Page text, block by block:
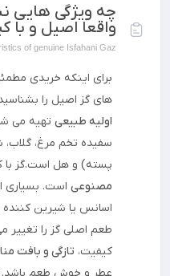
چه ویژگی هایی
واقعا اصیل و
of genuine Isfahani Gaz
برای اینکه خریدی
های گز اصیل را
اولیه طبیعی تهیه می
سفیده تخم مرغ، گلاب،
پسته) و هل است.گز با
مصنوعی است. بسیاری
اسانس یا شیرین
طعم اصلی گز را تغییر
کیفیت، تازگی و بافت